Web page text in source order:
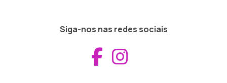
Siga-nos nas redes sociais
Aceder ao